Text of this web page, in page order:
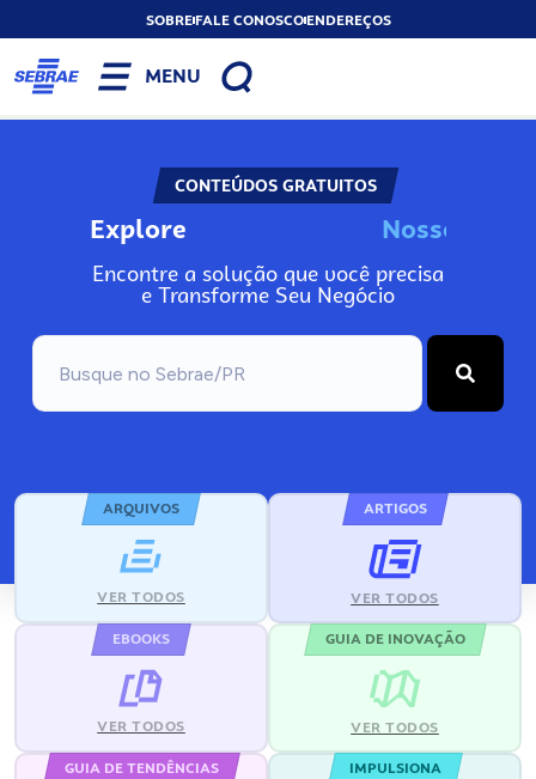
SOBREFALE CONOSCOENDEREÇOS
MENU
CONTEÚDOS GRATUITOS
Explore Nosso
Encontre a solução que você precisa
e Transforme Seu Negócio
ARQUIVOS
VER TODOS
ARTIGOS
VER TODOS
EBOOKS
VER TODOS
GUIA DE INOVAÇÃO
VER TODOS
GUIA DE TENDÊNCIAS IMPULSIONA